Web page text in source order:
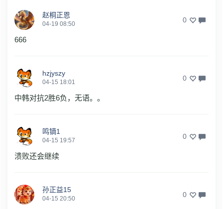
赵桐正恩
04-19 08:50 0
666
hzjyszy
04-15 18:01 0
中韩对抗2胜6负，无语。。
鸣镝1
04-15 19:57 0
溃败还会继续
孙正益15
04-15 20:50 0